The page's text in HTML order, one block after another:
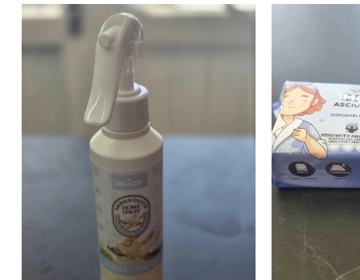
No hay productos en el carrito.